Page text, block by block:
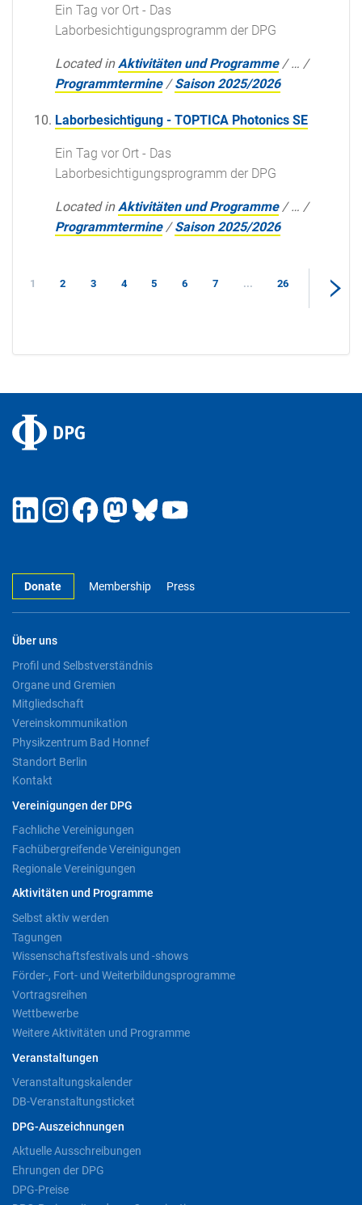
Ein Tag vor Ort - Das
Laborbesichtigungsprogramm der DPG
Located in Aktivitäten und Programme /… /
Programmtermine /Saison 2025/2026
Laborbesichtigung - TOPTICA Photonics SE
Ein Tag vor Ort - Das
Laborbesichtigungsprogramm der DPG
Located in Aktivitäten und Programme /… /
Programmtermine /Saison 2025/2026
1 2 3 4 5 6 7 ... 26
Donate Membership Press
Über uns
Profil und Selbstverständnis
Organe und Gremien
Mitgliedschaft
Vereinskommunikation
Physikzentrum Bad Honnef
Standort Berlin
Kontakt
Vereinigungen der DPG
Fachliche Vereinigungen
Fachübergreifende Vereinigungen
Regionale Vereinigungen
Aktivitäten und Programme
Selbst aktiv werden
Tagungen
Wissenschaftsfestivals und -shows
Förder-, Fort- und Weiterbildungsprogramme
Vortragsreihen
Wettbewerbe
Weitere Aktivitäten und Programme
Veranstaltungen
Veranstaltungskalender
DB-Veranstaltungsticket
DPG-Auszeichnungen
Aktuelle Ausschreibungen
Ehrungen der DPG
DPG-Preise